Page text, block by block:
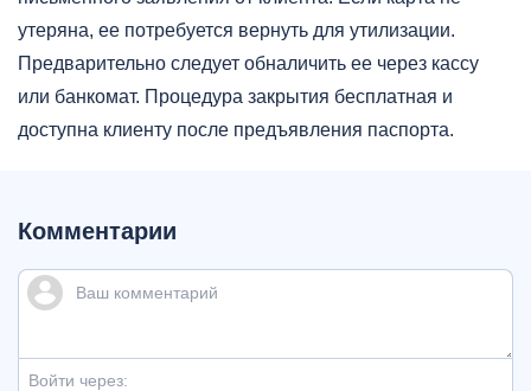
утеряна, ее потребуется вернуть для утилизации.
Предварительно следует обналичить ее через кассу
или банкомат. Процедура закрытия бесплатная и
доступна клиенту после предъявления паспорта.
Комментарии
Войти через: